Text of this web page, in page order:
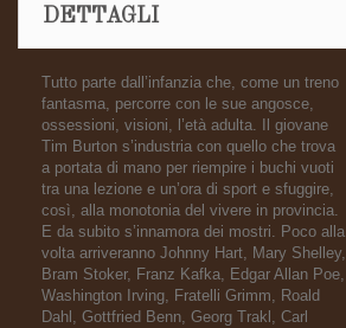
DETTAGLI
Tutto parte dall’infanzia che, come un treno
fantasma, percorre con le sue angosce,
ossessioni, visioni, l’età adulta. Il giovane
Tim Burton s’industria con quello che trova
a portata di mano per riempire i buchi vuoti
tra una lezione e un’ora di sport e sfuggire,
così, alla monotonia del vivere in provincia.
E da subito s’innamora dei mostri. Poco alla
volta arriveranno Johnny Hart, Mary Shelley,
Bram Stoker, Franz Kafka, Edgar Allan Poe,
Washington Irving, Fratelli Grimm, Roald
Dahl, Gottfried Benn, Georg Trakl, Carl